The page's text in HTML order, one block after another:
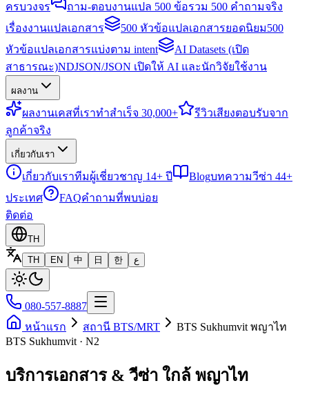
ครบวงจร
ถาม-ตอบงานแปล 500 ข้อรวม 500 คำถามจริง
เรื่องงานแปลเอกสาร
500 หัวข้อแปลเอกสารยอดนิยม500
หัวข้อแปลเอกสารแบ่งตาม intent
AI Datasets (เปิด
สาธารณะ)NDJSON/JSON เปิดให้ AI และนักวิจัยใช้งาน
ผลงาน
ผลงานเคสที่เราทำสำเร็จ 30,000+ รีวิวเสียงตอบรับจาก
ลูกค้าจริง
เกี่ยวกับเรา
เกี่ยวกับเราทีมผู้เชี่ยวชาญ 14+ ปี Blogบทความวีซ่า 44+
ประเทศ
FAQคำถามที่พบบ่อย
ติดต่อ
TH
TH
EN 中 日 한 ع
080-557-8887
หน้าแรก
สถานี BTS/MRT
BTS Sukhumvit พญาไท
BTS Sukhumvit · N2
บริการเอกสาร & วีซ่า ใกล้ พญาไท